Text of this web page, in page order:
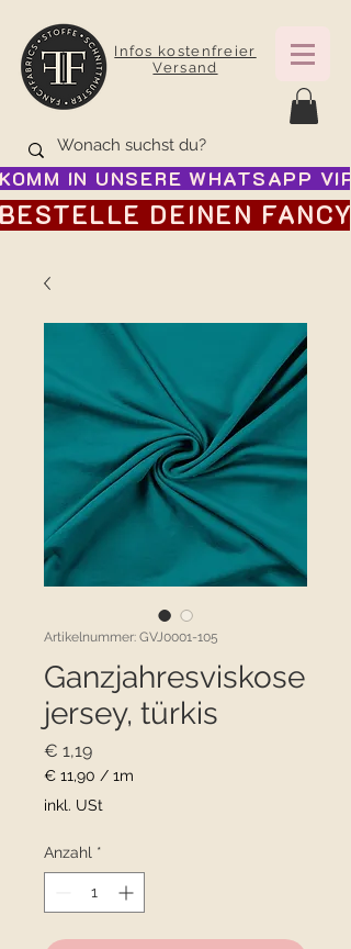
Infos kostenfreier
Versand
KOMM IN UNSERE WHATSAPP
BESTELLE DEINEN
Artikelnummer: GVJ0001-105
Ganzjahresviskose
jersey, türkis
€ 1,19Preis
€ 11,90 / 1m
€ 11,90
Meter
inkl. USt
Anzahl *